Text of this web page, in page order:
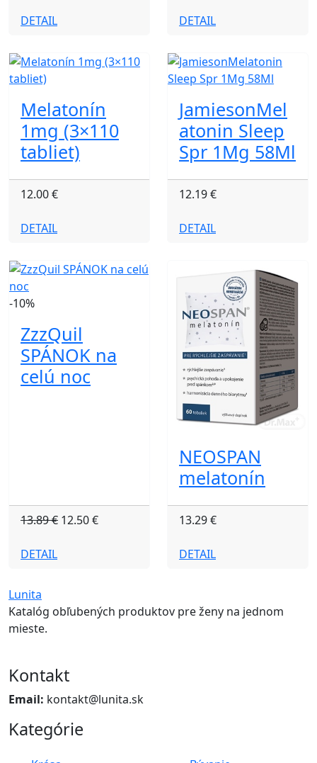
DETAIL DETAIL
Melatonín
1mg (3×110
tabliet)
12.00 €
DETAIL
JamiesonMel
atonin Sleep
Spr 1Mg 58Ml
12.19 €
DETAIL
-10%
ZzzQuil
SPÁNOK na
celú noc
13.89 € 12.50 €
DETAIL
NEOSPAN
melatonín
13.29 €
DETAIL
Lunita
Katalóg obľubených produktov pre ženy na jednom
mieste.
Kontakt
Email: kontakt@lunita.sk
Kategórie